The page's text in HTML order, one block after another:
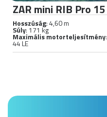
ZAR mini RIB Pro 15
Hosszúság: 4,60 m
Súly: 171 kg
Maximális motorteljesítmény:
44 LE